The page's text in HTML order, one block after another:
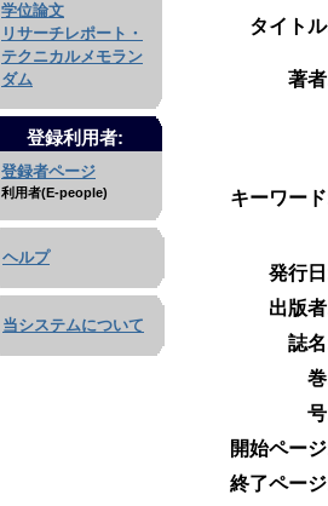
学位論文
リサーチレポート・
テクニカルメモラン
ダム
登録利用者:
登録者ページ
利用者(E-people)
ヘルプ
当システムについて
タイト
著
キーワー
発行
出版
誌
開始ペー
終了ペー